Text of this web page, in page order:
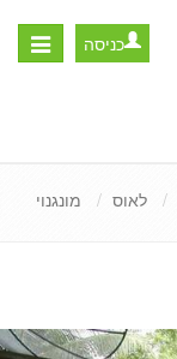
Toggle
כניסה
לאוס מונגנוי